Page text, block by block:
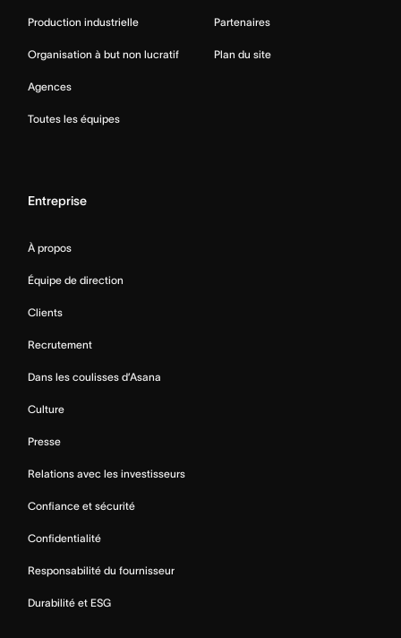
Production industrielle
Organisation à but non lucratif
Agences
Toutes les équipes
Partenaires
Plan du site
Entreprise
À propos
Équipe de direction
Clients
Recrutement
Dans les coulisses d’Asana
Culture
Presse
Relations avec les investisseurs
Confiance et sécurité
Confidentialité
Responsabilité du fournisseur
Durabilité et ESG